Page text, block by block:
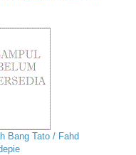
Bang Tato / Fahd